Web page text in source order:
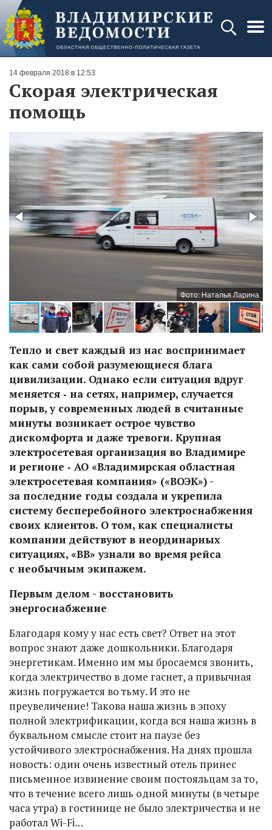
14 февраля 2018 в 12:53
Скорая электрическая
помощь
Фото: Наталья Ларина
Тепло и свет каждый из нас воспринимает
как сами собой разумеющиеся блага
цивилизации. Однако если ситуация вдруг
меняется ‑ на сетях, например, случается
порыв, у современных людей в считанные
минуты возникает острое чувство
дискомфорта и даже тревоги. Крупная
электросетевая организация во Владимире
и регионе ‑ АО «Владимирская областная
электросетевая компания» («ВОЭК») -
за последние годы создала и укрепила
систему бесперебойного электроснабжения
своих клиентов. О том, как специалисты
компании действуют в неординарных
ситуациях, «ВВ» узнали во время рейса
с необычным экипажем.
Первым делом - восстановить
энергоснабжение
Благодаря кому у нас есть свет? Ответ на этот
вопрос знают даже дошкольники. Благодаря
энергетикам. Именно им мы бросаемся звонить,
когда электричество в доме гаснет, а привычная
жизнь погружается во тьму. И это не
преувеличение! Такова наша жизнь в эпоху
полной электрификации, когда вся наша жизнь в
буквальном смысле стоит на паузе без
устойчивого электроснабжения. На днях прошла
новость: один очень известный отель принес
письменное извинение своим постояльцам за то,
что в течение всего лишь одной минуты (в четыре
часа утра) в гостинице не было электричества и не
работал Wi-Fi…